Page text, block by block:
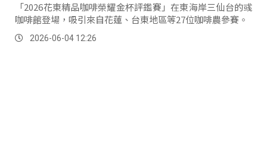
「2026花東精品咖啡榮耀金杯評鑑賽」在東海岸三仙台的彧
咖啡館登場，吸引來自花蓮、台東地區等27位咖啡農參賽。
2026-06-04 12:26